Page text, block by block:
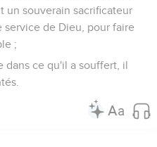
un souverain sacrificateur
service de Dieu, pour faire
;
dans ce qu'il a souffert, il